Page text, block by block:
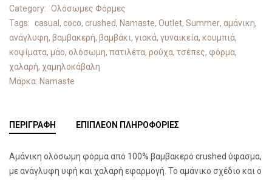
Category: Ολόσωμες Φόρμες
Tags:
casual , coco, crushed, Namaste, Outlet, Summer, αμάνικη,
ανάγλυφη, βαμβακερή, βαμβάκι, γιακά, γυναικεία, κουμπιά,
κοψίματα, μάο, ολόσωμη, πατιλέτα, ρούχα, τσέπες, φόρμα,
χαλαρή, χαμηλοκάβαλη
Μάρκα: Namaste
ΠΕΡΙΓΡΑΦΉ ΕΠΙΠΛΈΟΝ ΠΛΗΡΟΦΟΡΊΕΣ
Αμάνικη ολόσωμη φόρμα από 100% βαμβακερό crushed ύφασμα,
με ανάγλυφη υφή και χαλαρή εφαρμογή. Το αμάνικο σχέδιο και ο